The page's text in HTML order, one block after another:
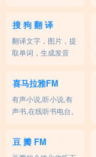
搜 狗 翻 译
翻译文字，图片，提
取单词，生成发音
喜马拉雅FM
有声小说,听小说,有
声书,在线听书电台。
豆 瓣 FM